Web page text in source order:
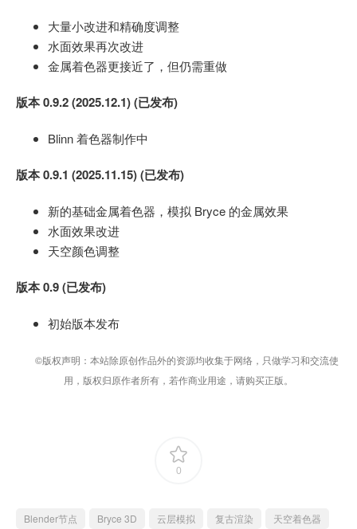
大量小改进和精确度调整
水面效果再次改进
金属着色器更接近了，但仍需重做
版本 0.9.2 (2025.12.1) (已发布)
Blinn 着色器制作中
版本 0.9.1 (2025.11.15) (已发布)
新的基础金属着色器，模拟 Bryce 的金属效果
水面效果改进
天空颜色调整
版本 0.9 (已发布)
初始版本发布
©版权声明：本站除原创作品外的资源均收集于网络，只做学习和交流使
用，版权归原作者所有，若作商业用途，请购买正版。
0
Blender节点 Bryce 3D 云层模拟 复古渲染 天空着色器